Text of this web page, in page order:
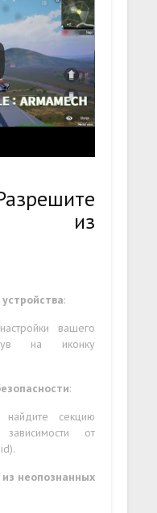
из
:
вашего
на иконку
:
секцию
зависимости от
неопознанных